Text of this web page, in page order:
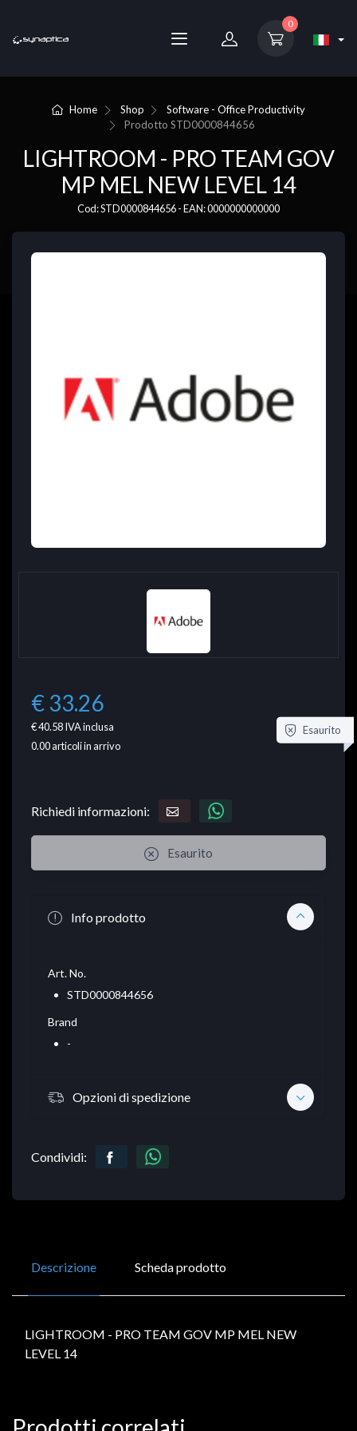
0
Home Shop
Software - Office Productivity
ProdottoSTD0000844656
LIGHTROOM - PRO TEAM GOV
MP MEL NEW LEVEL 14
Cod: STD0000844656 - EAN: 0000000000000
€ 33.26
€ 40.58IVA inclusa
0.00articoli in arrivo
Esaurito
Richiedi informazioni:
Esaurito
Info prodotto
Art. No.
STD0000844656
Brand
-
Opzioni di spedizione
Condividi:
Descrizione Scheda prodotto
LIGHTROOM - PRO TEAM GOV MP MEL NEW
LEVEL 14